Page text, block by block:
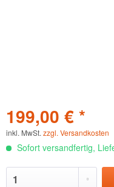
199,00 € *
inkl. MwSt. zzgl. Versandkosten
Sofort versandfertig,